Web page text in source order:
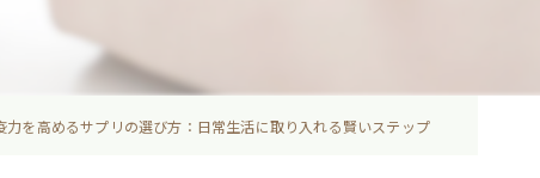
イネイト活性
力を高めるサプリの選び方：日常生活に取り入れる賢いステップ